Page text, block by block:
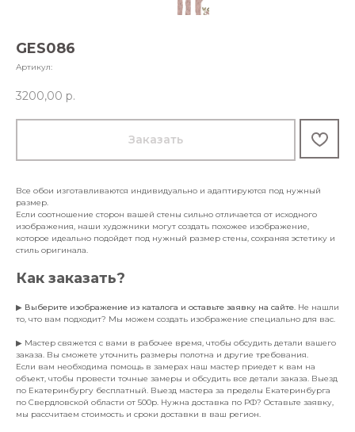
GES086
Артикул:
3200,00 р.
Заказать
Все обои изготавливаются индивидуально и адаптируются под нужный
размер.
Если соотношение сторон вашей стены сильно отличается от исходного
изображения, наши художники могут создать похожее изображение,
которое идеально подойдет под нужный размер стены, сохраняя эстетику и
стиль оригинала.
Как заказать?
▶ Выберите изображение из каталога и оставьте заявку на сайте. Не нашли
то, что вам подходит? Мы можем создать изображение специально для вас.
▶ Мастер свяжется с вами в рабочее время, чтобы обсудить детали вашего
заказа. Вы сможете уточнить размеры полотна и другие требования.
Если вам необходима помощь в замерах наш мастер приедет к вам на
объект, чтобы провести точные замеры и обсудить все детали заказа. Выезд
по Екатеринбургу бесплатный. Выезд мастера за пределы Екатеринбурга
по Свердловской области от 500р. Нужна доставка по РФ? Оставьте заявку,
мы рассчитаем стоимость и сроки доставки в ваш регион.